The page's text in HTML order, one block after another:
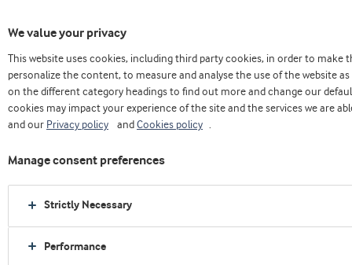
Home Sobre nós
Press releases
Arla Foods Ingredients mostra como os lácteos podem apoiar o envelhecimento
saudável
We value your privacy
This website uses cookies, including third party cookies, in order to make
personalize the content, to measure and analyse the use of the website
on the different category headings to find out more and change our
cookies may impact your experience of the site and the services we are
and our Privacy policy and Cookies policy .
Manage consent preferences
Strictly Necessary
Performance